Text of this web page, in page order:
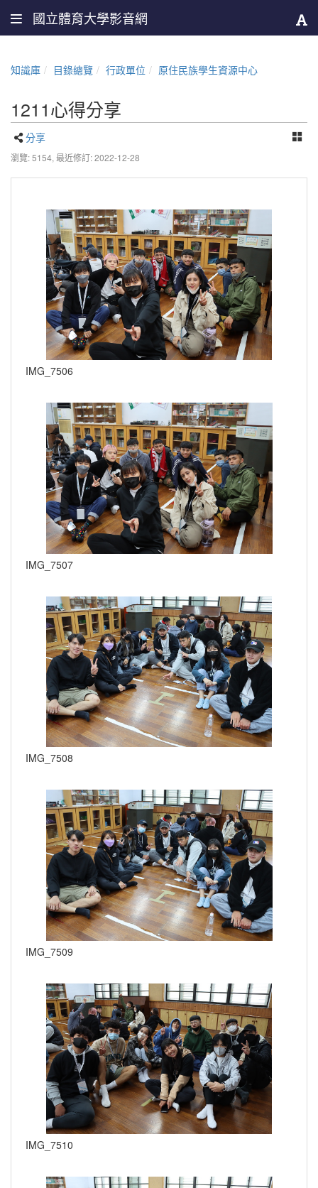
國立體育大學影音網
知識庫 目錄總覽 行政單位 原住民族學生資源中心
1211心得分享
分享
瀏覽: 5154, 最近修訂: 2022-12-28
IMG_7506
IMG_7507
IMG_7508
IMG_7509
IMG_7510